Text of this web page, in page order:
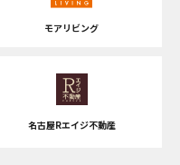
モアリビング
名古屋Rエイジ不動産